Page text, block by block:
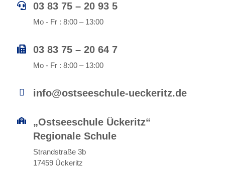
03 83 75 – 20 93 5
Mo - Fr : 8:00 – 13:00
03 83 75 – 20 64 7
Mo - Fr : 8:00 – 13:00
info@ostseeschule-ueckeritz.de
„Ostseeschule Ückeritz“
Regionale Schule
Strandstraße 3b
17459 Ückeritz